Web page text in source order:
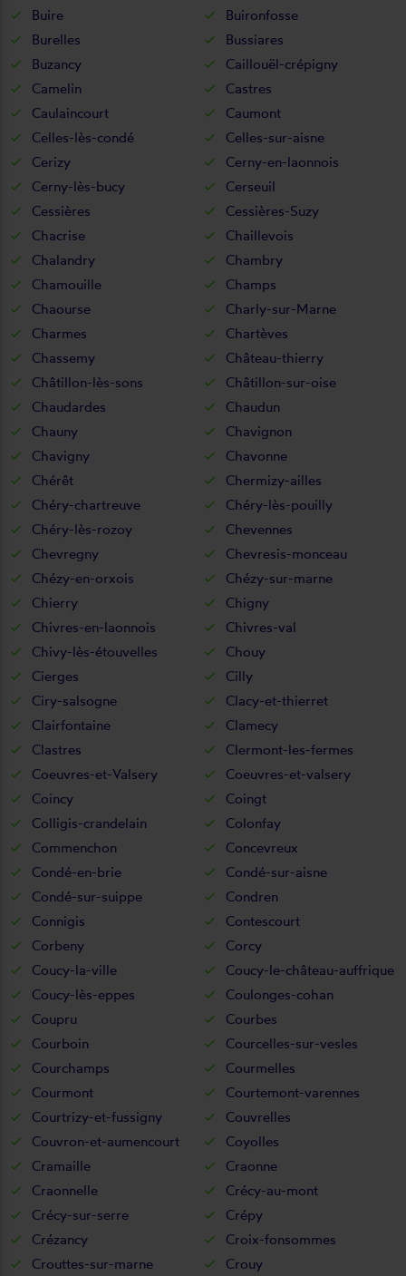
Buire
Buironfosse
Burelles
Bussiares
Buzancy
Caillouël-crépigny
Camelin
Castres
Caulaincourt
Caumont
Celles-lès-condé
Celles-sur-aisne
Cerizy
Cerny-en-laonnois
Cerny-lès-bucy
Cerseuil
Cessières
Cessières-Suzy
Chacrise
Chaillevois
Chalandry
Chambry
Chamouille
Champs
Chaourse
Charly-sur-Marne
Charmes
Chartèves
Chassemy
Château-thierry
Châtillon-lès-sons
Châtillon-sur-oise
Chaudardes
Chaudun
Chauny
Chavignon
Chavigny
Chavonne
Chérêt
Chermizy-ailles
Chéry-chartreuve
Chéry-lès-pouilly
Chéry-lès-rozoy
Chevennes
Chevregny
Chevresis-monceau
Chézy-en-orxois
Chézy-sur-marne
Chierry
Chigny
Chivres-en-laonnois
Chivres-val
Chivy-lès-étouvelles
Chouy
Cierges
Cilly
Ciry-salsogne
Clacy-et-thierret
Clairfontaine
Clamecy
Clastres
Clermont-les-fermes
Coeuvres-et-Valsery
Coeuvres-et-valsery
Coincy
Coingt
Colligis-crandelain
Colonfay
Commenchon
Concevreux
Condé-en-brie
Condé-sur-aisne
Condé-sur-suippe
Condren
Connigis
Contescourt
Corbeny
Corcy
Coucy-la-ville
Coucy-le-château-auffrique
Coucy-lès-eppes
Coulonges-cohan
Coupru
Courbes
Courboin
Courcelles-sur-vesles
Courchamps
Courmelles
Courmont
Courtemont-varennes
Courtrizy-et-fussigny
Couvrelles
Couvron-et-aumencourt
Coyolles
Cramaille
Craonne
Craonnelle
Crécy-au-mont
Crécy-sur-serre
Crépy
Crézancy
Croix-fonsommes
Crouttes-sur-marne
Crouy